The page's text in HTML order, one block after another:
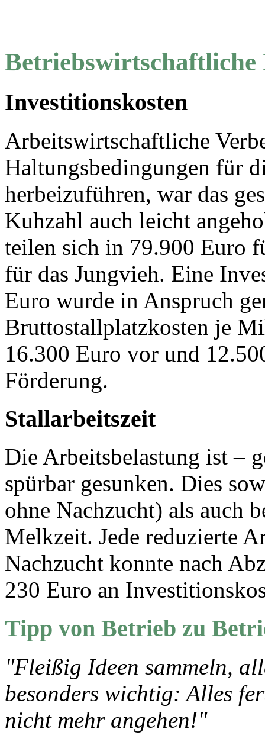
Betriebswirtschaftliche
Investitionskosten
Arbeitswirtschaftliche
Haltungsbedingungen für
herbeizuführen, war das
Kuhzahl auch leicht
teilen sich in 79.900 Euro
für das Jungvieh. Eine
Euro wurde in Anspruch
Bruttostallplatzkosten je
16.300 Euro vor und
Förderung.
Stallarbeitszeit
Die Arbeitsbelastung ist –
spürbar gesunken. Dies
ohne Nachzucht) als auch
Melkzeit. Jede reduzierte
Nachzucht konnte nach
230 Euro an
Tipp von Betrieb zu
"Fleißig Ideen sammeln,
besonders wichtig: Alles
nicht mehr angehen!"